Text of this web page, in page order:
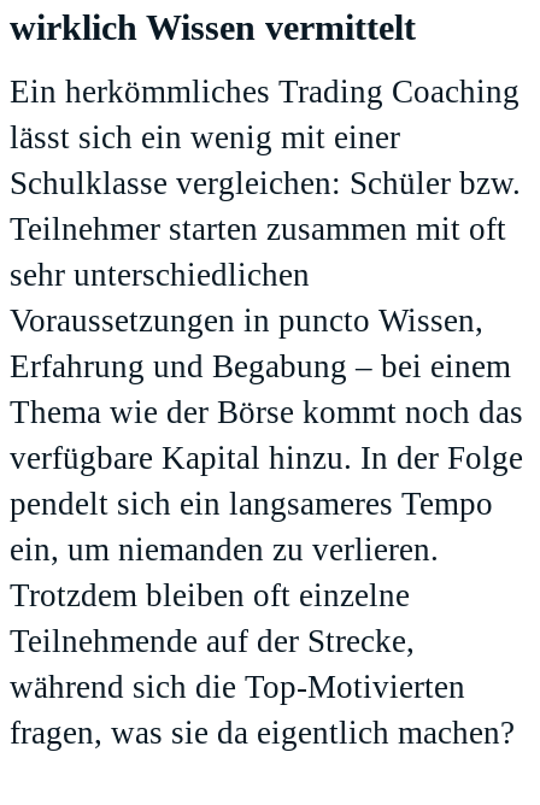
wirklich Wissen vermittelt
Ein herkömmliches Trading Coaching
lässt sich ein wenig mit einer
Schulklasse vergleichen: Schüler bzw.
Teilnehmer starten zusammen mit oft
sehr unterschiedlichen
Voraussetzungen in puncto Wissen,
Erfahrung und Begabung – bei einem
Thema wie der Börse kommt noch das
verfügbare Kapital hinzu. In der Folge
pendelt sich ein langsameres Tempo
ein, um niemanden zu verlieren.
Trotzdem bleiben oft einzelne
Teilnehmende auf der Strecke,
während sich die Top-Motivierten
fragen, was sie da eigentlich machen?